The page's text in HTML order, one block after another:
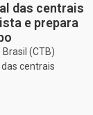
das centrais
e prepara
(CTB)
centrais